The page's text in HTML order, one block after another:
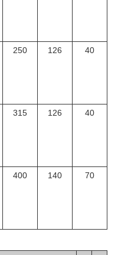
250 126 40
315 126 40
400 140 70